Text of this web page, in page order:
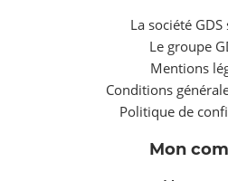
La société GDS
Le groupe
Mentions
Conditions
Politique de
Mon